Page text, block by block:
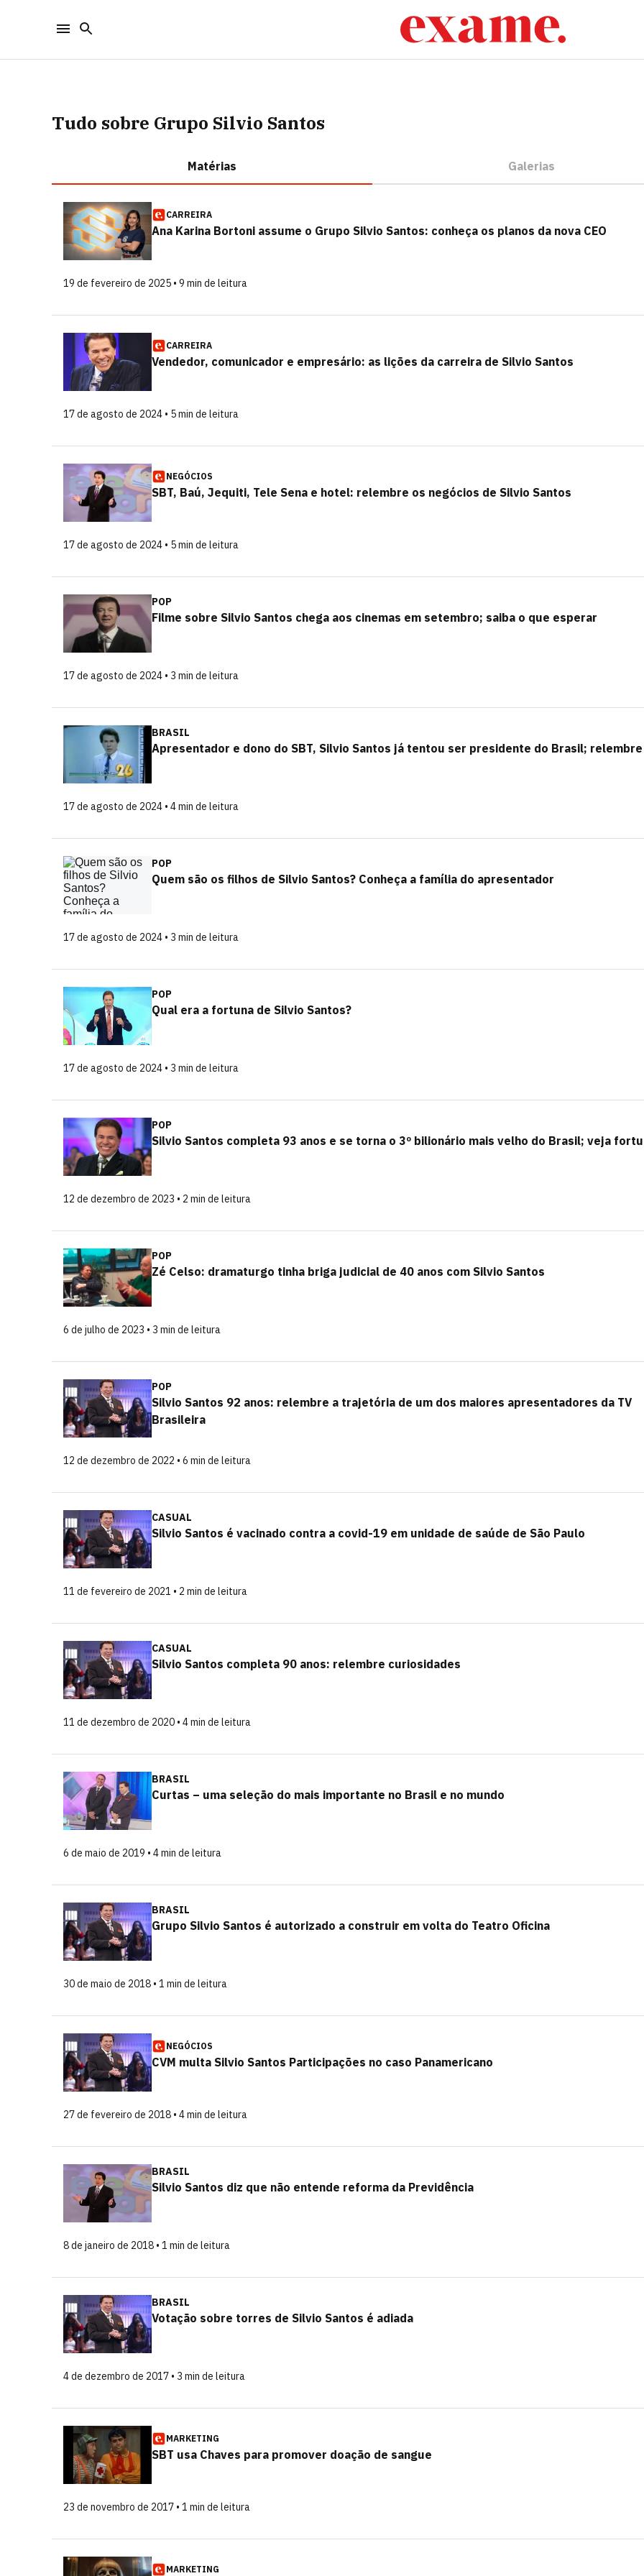
Tudo sobre Grupo Silvio Santos
Matérias Galerias
CARREIRA
Ana Karina Bortoni assume o Grupo Silvio Santos: conheça os planos da nova CEO
19 de fevereiro de 2025 • 9 min de leitura
CARREIRA
Vendedor, comunicador e empresário: as lições da carreira de Silvio Santos
17 de agosto de 2024 • 5 min de leitura
NEGÓCIOS
SBT, Baú, Jequiti, Tele Sena e hotel: relembre os negócios de Silvio Santos
17 de agosto de 2024 • 5 min de leitura
POP
Filme sobre Silvio Santos chega aos cinemas em setembro; saiba o que esperar
17 de agosto de 2024 • 3 min de leitura
BRASIL
Apresentador e dono do SBT, Silvio Santos já tentou ser presidente do Brasil; relembre
17 de agosto de 2024 • 4 min de leitura
POP
Quem são os filhos de Silvio Santos? Conheça a família do apresentador
17 de agosto de 2024 • 3 min de leitura
POP
Qual era a fortuna de Silvio Santos?
17 de agosto de 2024 • 3 min de leitura
POP
Silvio Santos completa 93 anos e se torna o 3º bilionário mais velho do Brasil; veja
12 de dezembro de 2023 • 2 min de leitura
POP
Zé Celso: dramaturgo tinha briga judicial de 40 anos com Silvio Santos
6 de julho de 2023 • 3 min de leitura
POP
Silvio Santos 92 anos: relembre a trajetória de um dos maiores apresentadores da TV
Brasileira
12 de dezembro de 2022 • 6 min de leitura
CASUAL
Silvio Santos é vacinado contra a covid-19 em unidade de saúde de São Paulo
11 de fevereiro de 2021 • 2 min de leitura
CASUAL
Silvio Santos completa 90 anos: relembre curiosidades
11 de dezembro de 2020 • 4 min de leitura
BRASIL
Curtas – uma seleção do mais importante no Brasil e no mundo
6 de maio de 2019 • 4 min de leitura
BRASIL
Grupo Silvio Santos é autorizado a construir em volta do Teatro Oficina
30 de maio de 2018 • 1 min de leitura
NEGÓCIOS
CVM multa Silvio Santos Participações no caso Panamericano
27 de fevereiro de 2018 • 4 min de leitura
BRASIL
Silvio Santos diz que não entende reforma da Previdência
8 de janeiro de 2018 • 1 min de leitura
BRASIL
Votação sobre torres de Silvio Santos é adiada
4 de dezembro de 2017 • 3 min de leitura
MARKETING
SBT usa Chaves para promover doação de sangue
23 de novembro de 2017 • 1 min de leitura
MARKETING